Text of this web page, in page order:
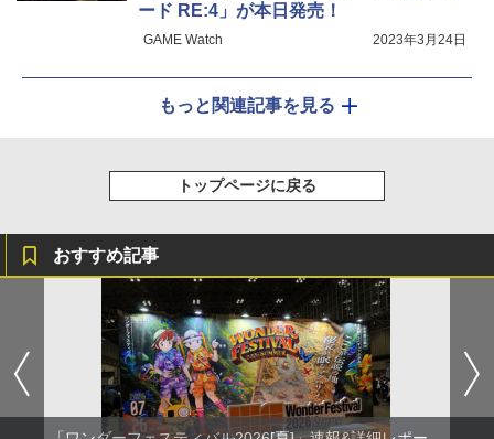
ード RE:4」が本日発売！
GAME Watch 2023年3月24日
もっと関連記事を見る
トップページに戻る
おすすめ記事